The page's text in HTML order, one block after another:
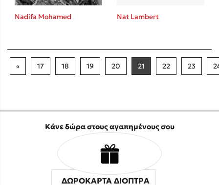
Nadifa Mohamed Nat Lambert
« 17 18 19 20 21 22 23
Κάνε δώρα στους αγαπημένους σου
ΔΩΡΟΚΑΡΤΑ ΔΙΟΠΤΡΑ